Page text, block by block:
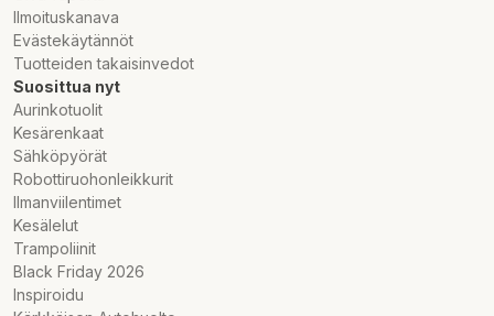
Ilmoituskanava
Evästekäytännöt
Tuotteiden takaisinvedot
Suosittua nyt
Aurinkotuolit
Kesärenkaat
Sähköpyörät
Robottiruohonleikkurit
Ilmanviilentimet
Kesälelut
Trampoliinit
Black Friday 2026
Inspiroidu